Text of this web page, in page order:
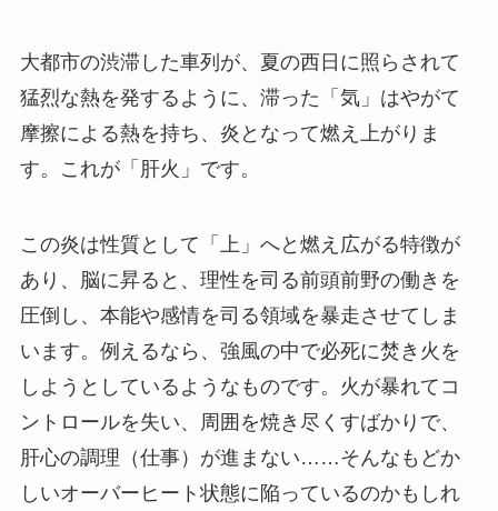
大都市の渋滞した車列が、夏の西日に照らされて
猛烈な熱を発するように、滞った「気」はやがて
摩擦による熱を持ち、炎となって燃え上がりま
す。これが「肝火」です。
この炎は性質として「上」へと燃え広がる特徴が
あり、脳に昇ると、理性を司る前頭前野の働きを
圧倒し、本能や感情を司る領域を暴走させてしま
います。例えるなら、強風の中で必死に焚き火を
しようとしているようなものです。火が暴れてコ
ントロールを失い、周囲を焼き尽くすばかりで、
肝心の調理（仕事）が進まない……そんなもどか
しいオーバーヒート状態に陥っているのかもしれ